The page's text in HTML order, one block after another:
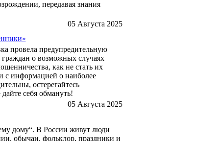
передавая знания
05 Августа 2025
провела предупредительную
о возможных случаях
как не стать их
с информацией о наиболее
остерегайтесь
себя обмануть!
05 Августа 2025
дому“. В России живут люди
обычаи, фольклор, праздники и